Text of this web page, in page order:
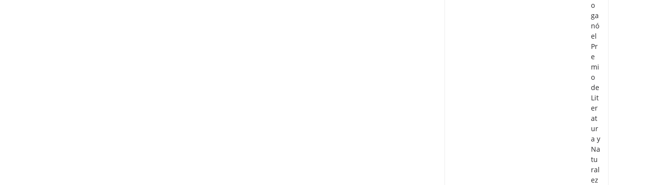
o
ga
nó
el
Pr
e
mi
o
de
Lit
er
at
ur
a y
Na
tu
ral
ez